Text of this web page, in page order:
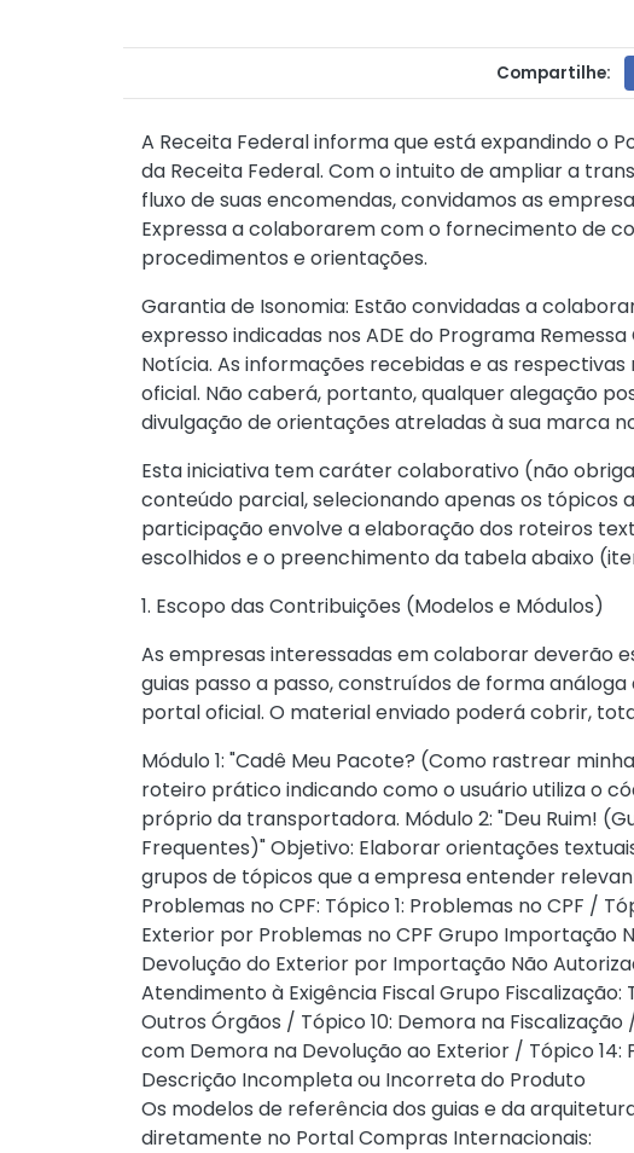
Compartilhe:
A Receita Federal informa que está expandindo o
da Receita Federal. Com o intuito de ampliar a
fluxo de suas encomendas, convidamos as
Expressa a colaborarem com o fornecimento de
procedimentos e orientações.
Garantia de Isonomia: Estão convidadas a
expresso indicadas nos ADE do Programa
Notícia. As informações recebidas e as
oficial. Não caberá, portanto, qualquer alegação
divulgação de orientações atreladas à sua marca
Esta iniciativa tem caráter colaborativo (não
conteúdo parcial, selecionando apenas os tópicos
participação envolve a elaboração dos roteiros
escolhidos e o preenchimento da tabela abaixo
1. Escopo das Contribuições (Modelos e Módulos)
As empresas interessadas em colaborar deverão
guias passo a passo, construídos de forma
portal oficial. O material enviado poderá cobrir,
Módulo 1: "Cadê Meu Pacote? (Como rastrear
roteiro prático indicando como o usuário utiliza o
próprio da transportadora. Módulo 2: "Deu Ruim!
Frequentes)" Objetivo: Elaborar orientações
grupos de tópicos que a empresa entender
Problemas no CPF: Tópico 1: Problemas no CPF /
Exterior por Problemas no CPF Grupo Importação
Devolução do Exterior por Importação Não
Atendimento à Exigência Fiscal Grupo
Outros Órgãos / Tópico 10: Demora na
com Demora na Devolução ao Exterior / Tópico 14:
Descrição Incompleta ou Incorreta do Produto
Os modelos de referência dos guias e da
diretamente no Portal Compras Internacionais: